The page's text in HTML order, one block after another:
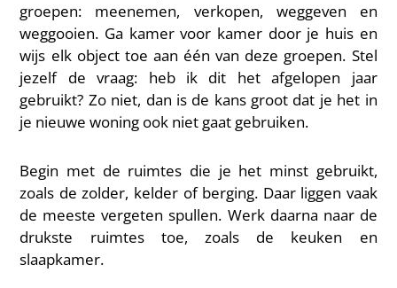
groepen: meenemen, verkopen, weggeven en
weggooien. Ga kamer voor kamer door je huis en
wijs elk object toe aan één van deze groepen. Stel
jezelf de vraag: heb ik dit het afgelopen jaar
gebruikt? Zo niet, dan is de kans groot dat je het in
je nieuwe woning ook niet gaat gebruiken.
Begin met de ruimtes die je het minst gebruikt,
zoals de zolder, kelder of berging. Daar liggen vaak
de meeste vergeten spullen. Werk daarna naar de
drukste ruimtes toe, zoals de keuken en
slaapkamer.